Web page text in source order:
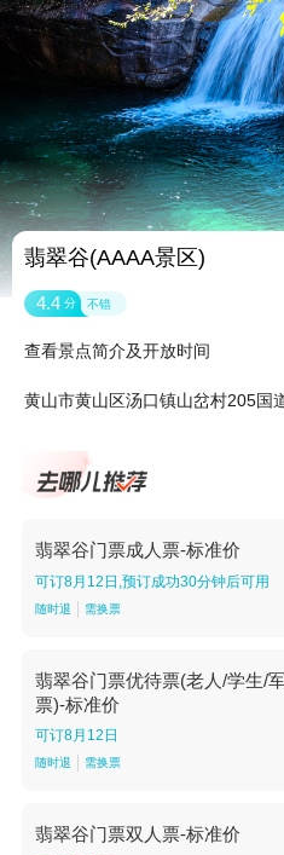
翡翠谷(AAAA景区)
4.4 分 不错
查看景点简介及开放时间
黄山市黄山区汤口镇山岔村205国
翡翠谷门票成人票-标准价
可订8月12日,预订成功30分钟后可用
随时退 需换票
翡翠谷门票优待票(老人/学生/
票)-标准价
可订8月12日
随时退 需换票
翡翠谷门票双人票-标准价
